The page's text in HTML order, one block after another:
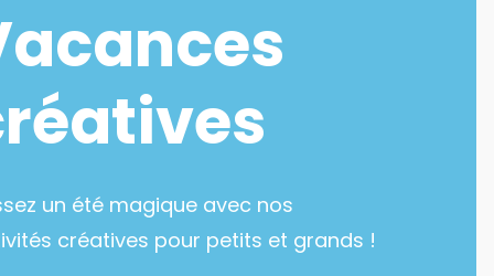
un été magique avec nos
créatives pour petits et grands !